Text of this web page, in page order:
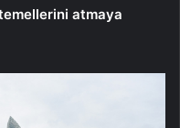
atmaya